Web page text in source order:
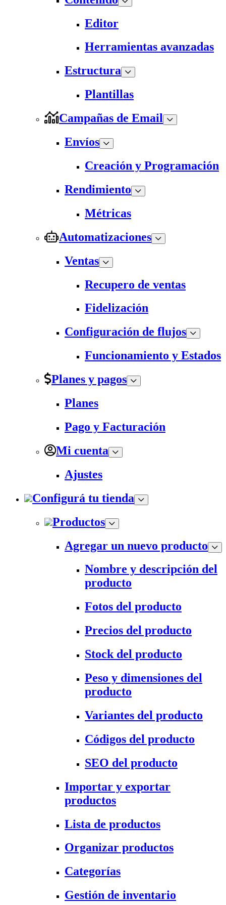
Editor
Herramientas avanzadas
Estructura
Plantillas
Campañas de Email
Envíos
Creación y Programación
Rendimiento
Métricas
Automatizaciones
Ventas
Recupero de ventas
Fidelización
Configuración de flujos
Funcionamiento y Estados
Planes y pagos
Planes
Pago y Facturación
Mi cuenta
Ajustes
Configurá tu tienda
Productos
Agregar un nuevo producto
Nombre y descripción del
producto
Fotos del producto
Precios del producto
Stock del producto
Peso y dimensiones del
producto
Variantes del producto
Códigos del producto
SEO del producto
Importar y exportar
productos
Lista de productos
Organizar productos
Categorías
Gestión de inventario